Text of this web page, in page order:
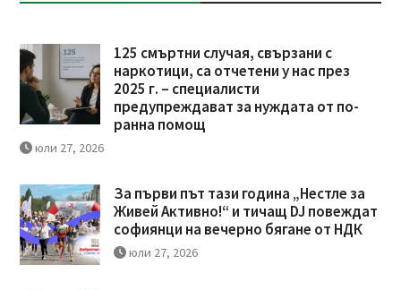
125 смъртни случая, свързани с
наркотици, са отчетени у нас през
2025 г. – специалисти
предупреждават за нуждата от по-
ранна помощ
юли 27, 2026
За първи път тази година „Нестле за
Живей Активно!“ и тичащ DJ повеждат
софиянци на вечерно бягане от НДК
юли 27, 2026